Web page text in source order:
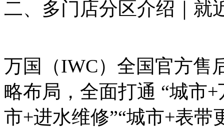
二、多门店分区介绍｜就
万国（IWC）全国官方售
略布局，全面打通 “城市
市+进水维修”“城市+表带